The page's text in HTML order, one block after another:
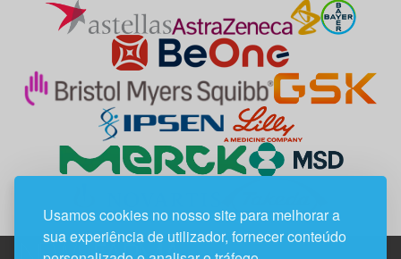
Usamos cookies no nosso site para melhorar a
sua experiência de utilizador, fornecer conteúdo